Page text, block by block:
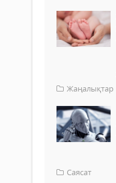
Жаңалықтар
Саясат